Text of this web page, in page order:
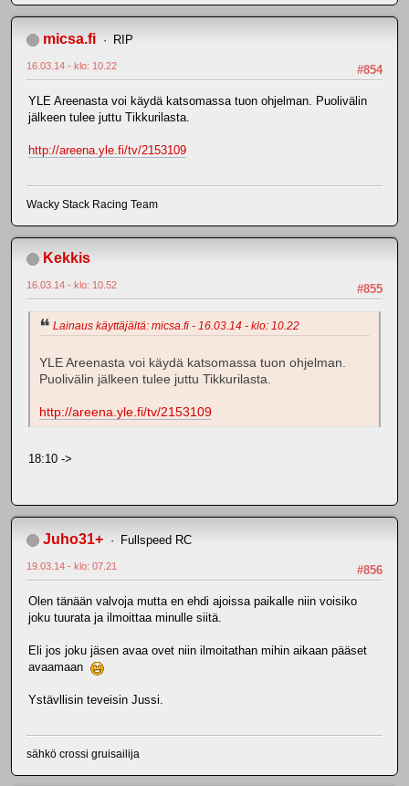
micsa.fi RIP
#854
16.03.14 - klo: 10.22
YLE Areenasta voi käydä katsomassa tuon ohjelman. Puolivälin
jälkeen tulee juttu Tikkurilasta.
http://areena.yle.fi/tv/2153109
Wacky Stack Racing Team
Kekkis
#855
16.03.14 - klo: 10.52
Lainaus käyttäjältä: micsa.fi - 16.03.14 - klo: 10.22
YLE Areenasta voi käydä katsomassa tuon ohjelman.
Puolivälin jälkeen tulee juttu Tikkurilasta.
http://areena.yle.fi/tv/2153109
18:10 ->
Juho31+ Fullspeed RC
#856
19.03.14 - klo: 07.21
Olen tänään valvoja mutta en ehdi ajoissa paikalle niin voisiko
joku tuurata ja ilmoittaa minulle siitä.
Eli jos joku jäsen avaa ovet niin ilmoitathan mihin aikaan pääset
avaamaan
Ystävllisin teveisin Jussi.
sähkö crossi gruisailija